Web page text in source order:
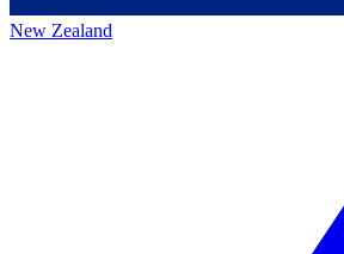
New Zealand